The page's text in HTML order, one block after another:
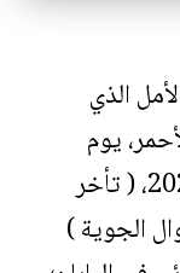
الذي
يوم
الجمعة 17 يوليو/تموز 2020، ( تأخر
الجوية )